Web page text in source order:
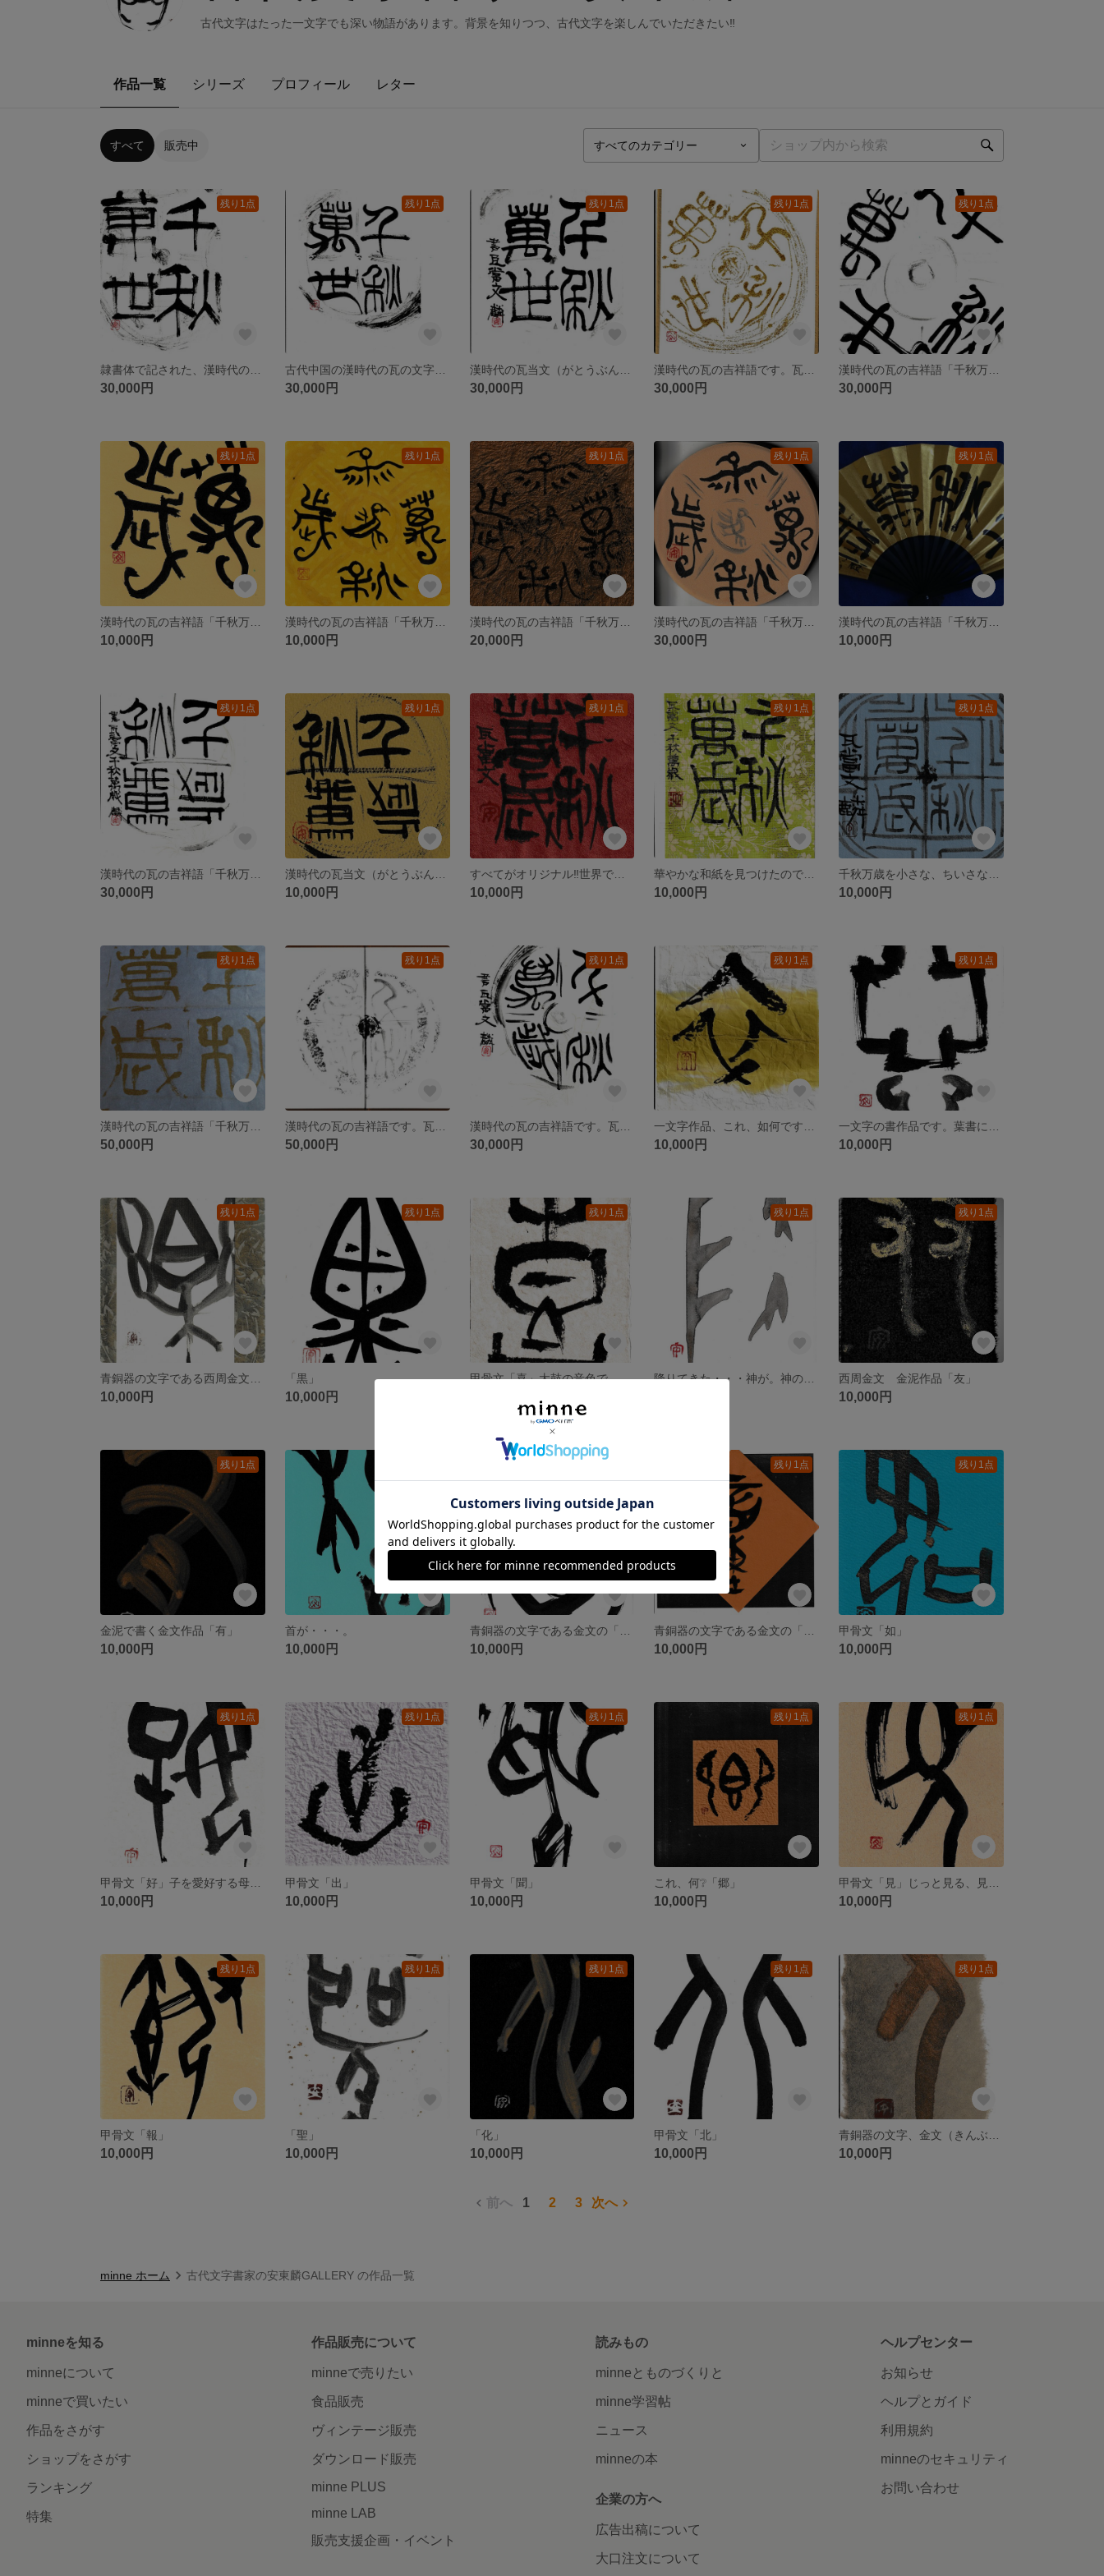
古代文字はたった一文字でも深い物語があります。背景を知りつつ、古代文字を楽しんでいただきたい‼
作品一覧 シリーズ プロフィール レター
すべて 販売中
残り1点
30,000円
残り1点
古代中国の漢時代の瓦の文字です。瓦当文（がとうぶん）素敵ですよね！
30,000円
残り1点
30,000円
残り1点
30,000円
残り1点
30,000円
残り1点
10,000円
残り1点
10,000円
残り1点
20,000円
残り1点
30,000円
残り1点
10,000円
残り1点
30,000円
残り1点
10,000円
残り1点
すべてがオリジナル‼世界でたった一つの作品です。瓦当文（がとうぶん）の吉祥語
10,000円
残り1点
10,000円
残り1点
10,000円
残り1点
50,000円
残り1点
50,000円
残り1点
30,000円
残り1点
10,000円
残り1点
10,000円
残り1点
10,000円
残り1点
「黒」
10,000円
残り1点
甲骨文「喜」太鼓の音色で、神を喜ばせましょう‼
残り1点 残り1点
西周金文 金泥作品「友」
10,000円
残り1点
金泥で書く金文作品「有」
10,000円
首が・・・。
10,000円 10,000円
残り1点
10,000円
残り1点
甲骨文「如」
10,000円
残り1点
10,000円
残り1点
甲骨文「出」
10,000円
残り1点
甲骨文「聞」
10,000円
残り1点
これ、何❔「郷」
10,000円
残り1点
10,000円
残り1点
甲骨文「報」
10,000円
残り1点
「聖」
10,000円
残り1点
「化」
10,000円
残り1点
甲骨文「北」
10,000円
残り1点
10,000円
前へ 1 2 3 次へ
minne ホーム 古代文字書家の安東麟GALLERY の作品一覧
minneを知る
minneについて
minneで買いたい
作品をさがす
ショップをさがす
ランキング
特集
作品販売について
minneで売りたい
食品販売
ヴィンテージ販売
ダウンロード販売
minne PLUS
minne LAB
販売支援企画・イベント
読みもの
minneとものづくりと
minne学習帖
ニュース
minneの本
企業の方へ
広告出稿について
大口注文について
ヘルプセンター
お知らせ
ヘルプとガイド
利用規約
minneのセキュリティ
お問い合わせ